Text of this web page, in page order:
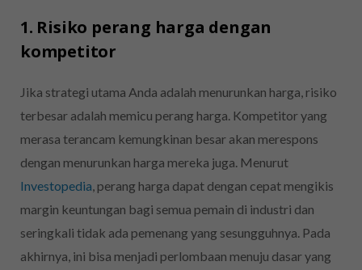
1. Risiko perang harga dengan
kompetitor
Jika strategi utama Anda adalah menurunkan harga, risiko
terbesar adalah memicu perang harga. Kompetitor yang
merasa terancam kemungkinan besar akan merespons
dengan menurunkan harga mereka juga. Menurut
Investopedia , perang harga dapat dengan cepat mengikis
margin keuntungan bagi semua pemain di industri dan
seringkali tidak ada pemenang yang sesungguhnya. Pada
akhirnya, ini bisa menjadi perlombaan menuju dasar yang